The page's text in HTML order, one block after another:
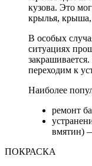
кузова. Это
крылья, крыша,
В особых
ситуациях
переходим к
Наиболее
ремонт
вмятин)
ПОКРАСКА